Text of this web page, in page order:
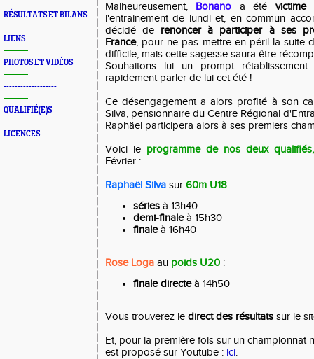
RÉSULTATS ET BILANS
LIENS
PHOTOS ET VIDÉOS
-------------------
QUALIFIÉ(E)S
LICENCES
Malheureusement, Bonano a été victime
l'entrainement de lundi et, en commun
décidé de renoncer à participer à ses
France, pour ne pas mettre en péril la suite
difficile, mais cette sagesse saura être
Souhaitons lui un prompt
rapidement parler de lui cet été !
Ce désengagement a alors profité à son
Silva, pensionnaire du Centre Régional
Raphäel participera alors à ses premiers
Voici le programme de nos deux qualifiés,
Février :
Raphaël Silva sur 60m U18 :
séries à 13h40
demi-finaleà 15h30
finaleà 16h40
Rose Loga au poids U20 :
finale directeà 14h50
Vous trouverez le direct des résultats sur le
Et, pour la première fois sur un championnat
est proposé sur Youtube : ici.